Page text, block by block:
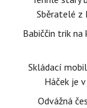
Sběratelé z
Babiččin trik
Skládací
Háček je
Odvážná